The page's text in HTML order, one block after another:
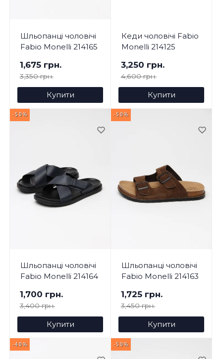
Шльопанці чоловічі
Fabio Monelli 214165
1,675 грн.
3,350 грн.
Купити
Кеди чоловічі Fabio
Monelli 214125
3,250 грн.
4,600 грн.
Купити
-50%
Шльопанці чоловічі
Fabio Monelli 214164
1,700 грн.
3,400 грн.
Купити
-50%
Шльопанці чоловічі
Fabio Monelli 214163
1,725 грн.
3,450 грн.
Купити
-40% -50%